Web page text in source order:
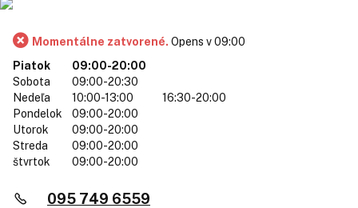
Momentálne zatvorené. Opens v 09:00
Piatok
09:00-20:00
Sobota
09:00-20:30
Nedeľa
10:00-13:00
16:30-20:00
Pondelok
09:00-20:00
Utorok
09:00-20:00
Streda
09:00-20:00
štvrtok
09:00-20:00
095 749 6559